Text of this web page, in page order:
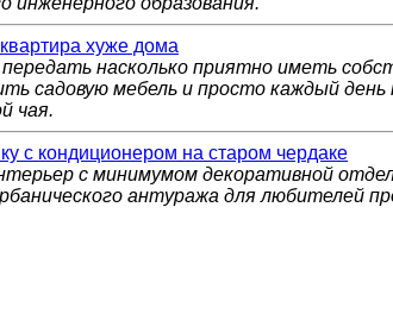
хуже дома
насколько приятно иметь
садовую мебель и просто каждый день
чая.
с кондиционером на старом чердаке
с минимумом декоративной
антуража для любителей